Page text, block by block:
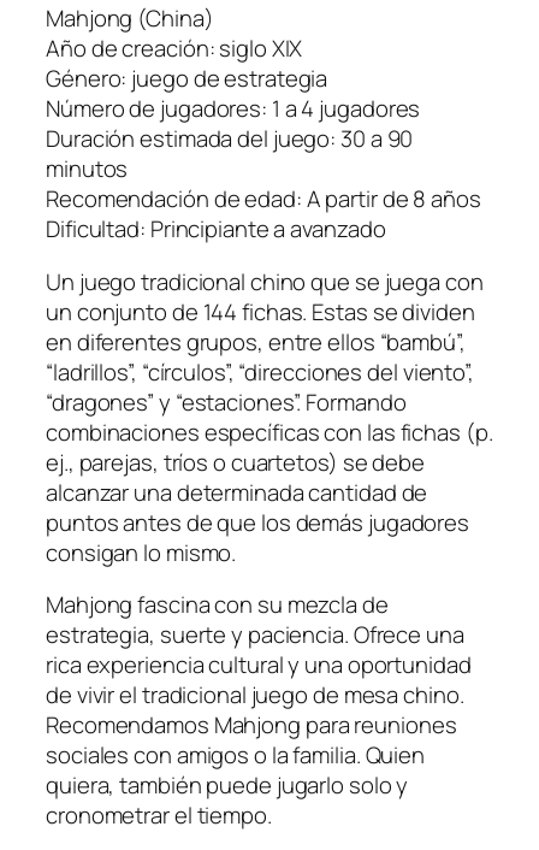
Mahjong (China)
Año de creación: siglo XIX
Género: juego de estrategia
Número de jugadores: 1 a 4 jugadores
Duración estimada del juego: 30 a 90
minutos
Recomendación de edad: A partir de 8 años
Dificultad: Principiante a avanzado
Un juego tradicional chino que se juega con
un conjunto de 144 fichas. Estas se dividen
en diferentes grupos, entre ellos “bambú”,
“ladrillos”, “círculos”, “direcciones del viento”,
“dragones” y “estaciones”. Formando
combinaciones específicas con las fichas (p.
ej., parejas, tríos o cuartetos) se debe
alcanzar una determinada cantidad de
puntos antes de que los demás jugadores
consigan lo mismo.
Mahjong fascina con su mezcla de
estrategia, suerte y paciencia. Ofrece una
rica experiencia cultural y una oportunidad
de vivir el tradicional juego de mesa chino.
Recomendamos Mahjong para reuniones
sociales con amigos o la familia. Quien
quiera, también puede jugarlo solo y
cronometrar el tiempo.